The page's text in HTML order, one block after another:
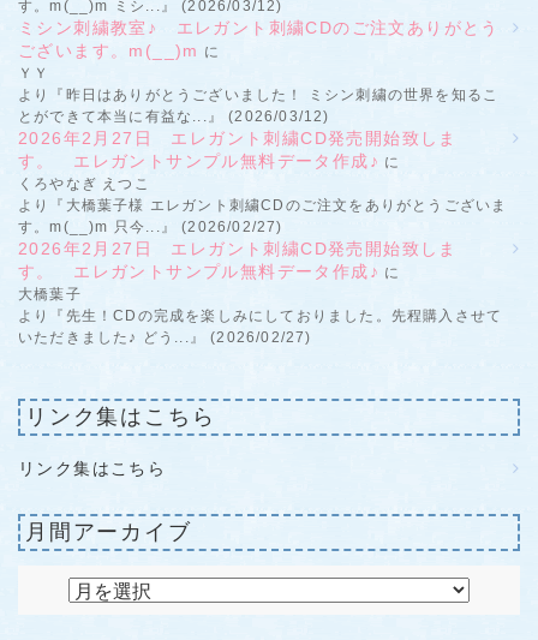
す。m(__)m ミシ...』 (2026/03/12)
ミシン刺繍教室♪ エレガント刺繍CDのご注文ありがとう
ございます。m(__)m に
ＹＹ
より『昨日はありがとうございました！ ミシン刺繍の世界を知るこ
とができて本当に有益な...』 (2026/03/12)
2026年2月27日 エレガント刺繍CD発売開始致しま
す。 エレガントサンプル無料データ作成♪ に
くろやなぎ えつこ
より『大橋葉子様 エレガント刺繍CDのご注文をありがとうございま
す。m(__)m 只今...』 (2026/02/27)
2026年2月27日 エレガント刺繍CD発売開始致しま
す。 エレガントサンプル無料データ作成♪ に
大橋葉子
より『先生！CDの完成を楽しみにしておりました。先程購入させて
いただきました♪ どう...』 (2026/02/27)
リンク集はこちら
リンク集はこちら
月間アーカイブ